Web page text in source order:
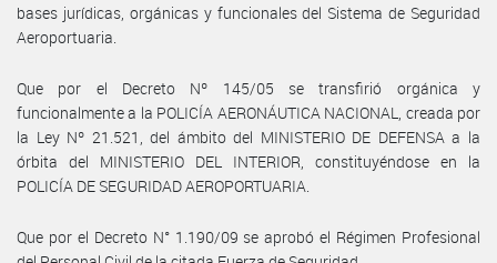
bases jurídicas, orgánicas y funcionales del Sistema de Seguridad
Aeroportuaria.
Que por el Decreto Nº 145/05 se transfirió orgánica y
funcionalmente a la POLICÍA AERONÁUTICA NACIONAL, creada por
la Ley Nº 21.521, del ámbito del MINISTERIO DE DEFENSA a la
órbita del MINISTERIO DEL INTERIOR, constituyéndose en la
POLICÍA DE SEGURIDAD AEROPORTUARIA.
Que por el Decreto N° 1.190/09 se aprobó el Régimen Profesional